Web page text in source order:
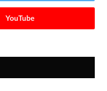
YouTube